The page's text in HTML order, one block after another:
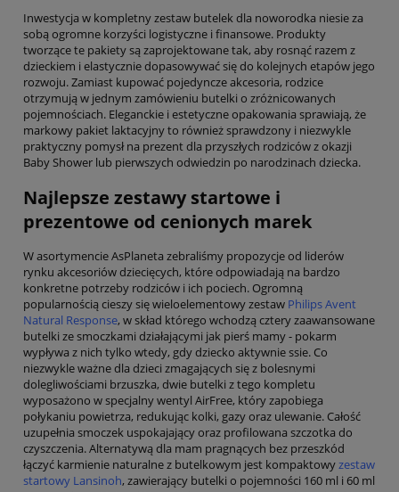
Inwestycja w kompletny zestaw butelek dla noworodka niesie za
sobą ogromne korzyści logistyczne i finansowe. Produkty
tworzące te pakiety są zaprojektowane tak, aby rosnąć razem z
dzieckiem i elastycznie dopasowywać się do kolejnych etapów jego
rozwoju. Zamiast kupować pojedyncze akcesoria, rodzice
otrzymują w jednym zamówieniu butelki o zróżnicowanych
pojemnościach. Eleganckie i estetyczne opakowania sprawiają, że
markowy pakiet laktacyjny to również sprawdzony i niezwykle
praktyczny pomysł na prezent dla przyszłych rodziców z okazji
Baby Shower lub pierwszych odwiedzin po narodzinach dziecka.
Najlepsze zestawy startowe i
prezentowe od cenionych marek
W asortymencie AsPlaneta zebraliśmy propozycje od liderów
rynku akcesoriów dziecięcych, które odpowiadają na bardzo
konkretne potrzeby rodziców i ich pociech. Ogromną
popularnością cieszy się wieloelementowy zestaw Philips Avent
Natural Response, w skład którego wchodzą cztery zaawansowane
butelki ze smoczkami działającymi jak pierś mamy - pokarm
wypływa z nich tylko wtedy, gdy dziecko aktywnie ssie. Co
niezwykle ważne dla dzieci zmagających się z bolesnymi
dolegliwościami brzuszka, dwie butelki z tego kompletu
wyposażono w specjalny wentyl AirFree, który zapobiega
połykaniu powietrza, redukując kolki, gazy oraz ulewanie. Całość
uzupełnia smoczek uspokajający oraz profilowana szczotka do
czyszczenia. Alternatywą dla mam pragnących bez przeszkód
łączyć karmienie naturalne z butelkowym jest kompaktowyzestaw
startowy Lansinoh, zawierający butelki o pojemności 160 ml i 60 ml